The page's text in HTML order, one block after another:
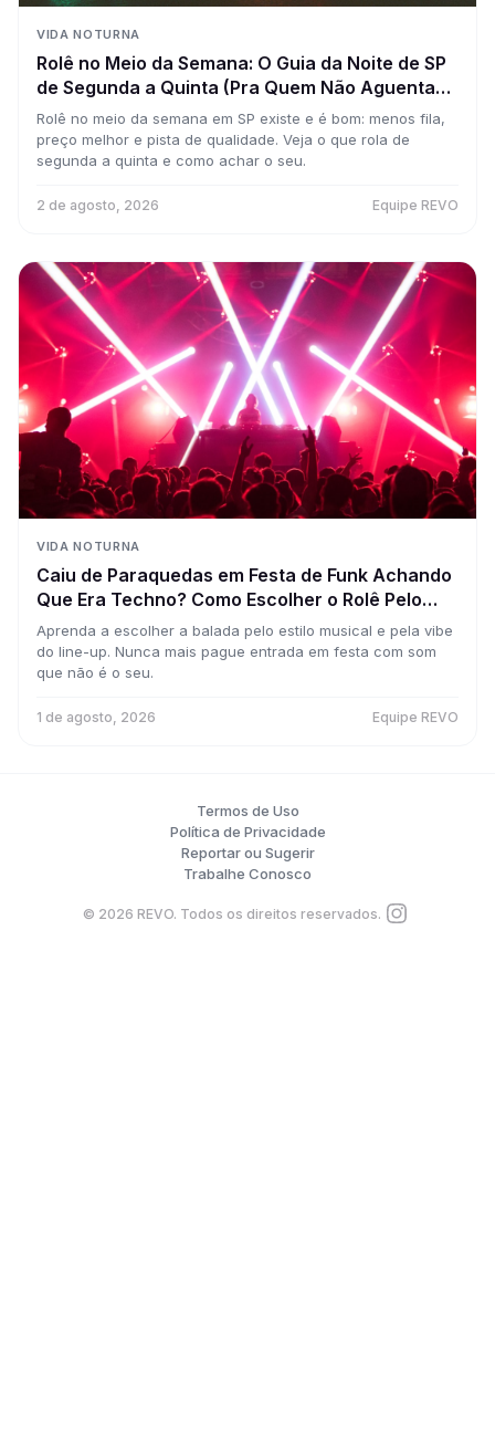
VIDA NOTURNA
Rolê no Meio da Semana: O Guia da Noite de SP
de Segunda a Quinta (Pra Quem Não Aguenta
Esperar o Sábado)
Rolê no meio da semana em SP existe e é bom: menos fila,
preço melhor e pista de qualidade. Veja o que rola de
segunda a quinta e como achar o seu.
2 de agosto, 2026 Equipe REVO
VIDA NOTURNA
Caiu de Paraquedas em Festa de Funk Achando
Que Era Techno? Como Escolher o Rolê Pelo
Som e Nunca Mais Errar a Pista
Aprenda a escolher a balada pelo estilo musical e pela vibe
do line-up. Nunca mais pague entrada em festa com som
que não é o seu.
1 de agosto, 2026 Equipe REVO
Termos de Uso
Política de Privacidade
Reportar ou Sugerir
Trabalhe Conosco
© 2026 REVO. Todos os direitos reservados.